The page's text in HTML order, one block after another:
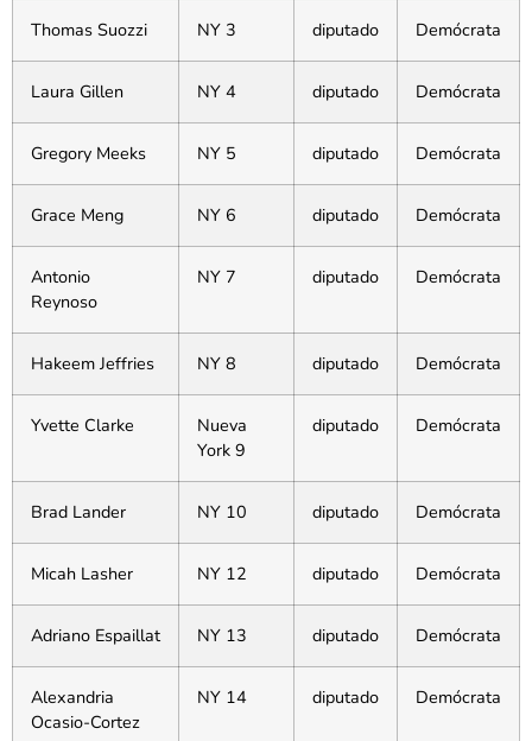
Thomas Suozzi NY 3 diputado Demócrata
Laura Gillen NY 4 diputado Demócrata
Gregory Meeks NY 5 diputado Demócrata
Grace Meng NY 6 diputado Demócrata
Antonio
Reynoso
NY 7 diputado Demócrata
Hakeem Jeffries NY 8 diputado Demócrata
Yvette Clarke
Nueva
York 9
diputado Demócrata
Brad Lander NY 10 diputado Demócrata
Micah Lasher NY 12 diputado Demócrata
Adriano Espaillat NY 13 diputado Demócrata
Alexandria
Ocasio-Cortez
NY 14 diputado Demócrata